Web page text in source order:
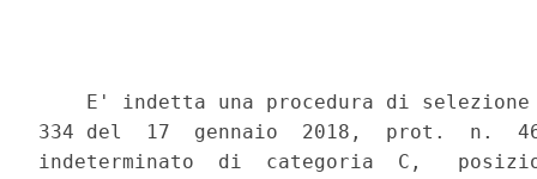
E' indetta una procedura di
334 del  17  gennaio  2018,  prot.  n.
indeterminato  di  categoria  C,